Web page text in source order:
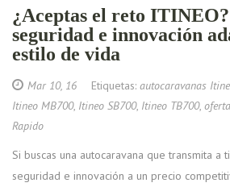
¿Aceptas el reto
seguridad e innovación
estilo de vida
Mar 10, 16 Etiquetas: autocaravanas
Itineo MB700, Itineo SB700, Itineo TB700,
Rapido
Si buscas una autocaravana que transmita a
seguridad e innovación a un precio